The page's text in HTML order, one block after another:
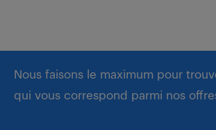
Nous faisons le maximum pour
qui vous correspond parmi nos